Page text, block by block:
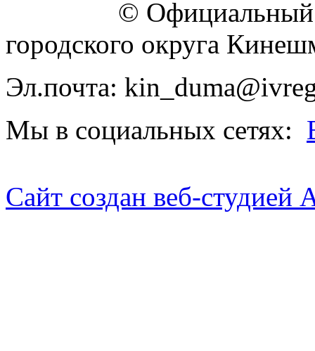
© Официальный
городского округа
Эл.почта:
Мы в социальных сетях:
Сайт создан веб-студией